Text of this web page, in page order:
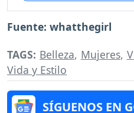
Fuente: whatthegirl
TAGS: Belleza, Mujeres,
Vida y Estilo
SÍGUENOS EN